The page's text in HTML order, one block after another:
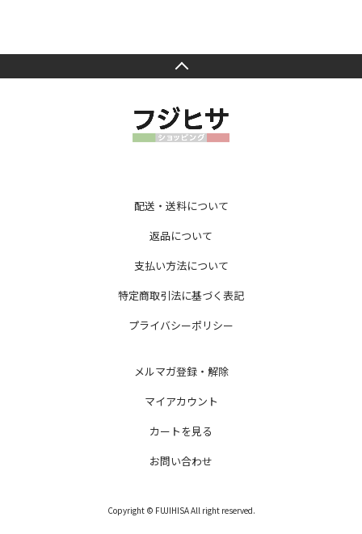
配送・送料について
返品について
支払い方法について
特定商取引法に基づく表記
プライバシーポリシー
メルマガ登録・解除
マイアカウント
カートを見る
お問い合わせ
Copyright © FUJIHISA All right reserved.